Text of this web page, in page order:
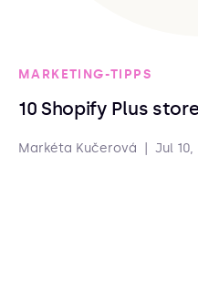
MARKETING-TIPPS
10 Shopify Plus
Markéta Kučerová Jul 10,